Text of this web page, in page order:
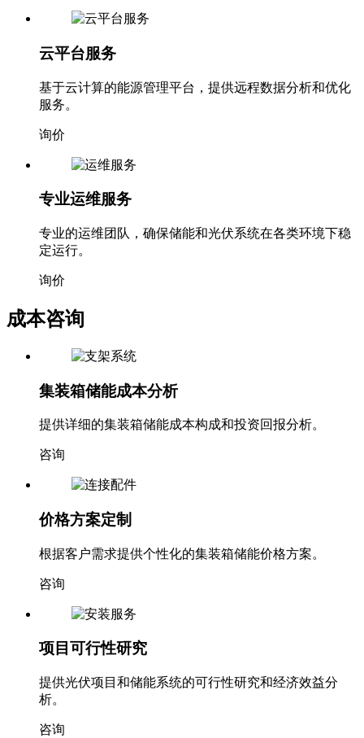
云平台服务
基于云计算的能源管理平台，提供远程数据分析和优化
服务。
询价
专业运维服务
专业的运维团队，确保储能和光伏系统在各类环境下稳
定运行。
询价
成本咨询
集装箱储能成本分析
提供详细的集装箱储能成本构成和投资回报分析。
咨询
价格方案定制
根据客户需求提供个性化的集装箱储能价格方案。
咨询
项目可行性研究
提供光伏项目和储能系统的可行性研究和经济效益分
析。
咨询